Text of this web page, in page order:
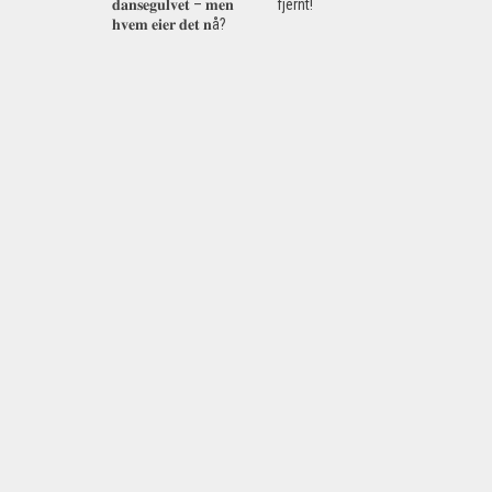
𝐝𝐚𝐧𝐬𝐞𝐠𝐮𝐥𝐯𝐞𝐭 – 𝐦𝐞𝐧
𝐡𝐯𝐞𝐦 𝐞𝐢𝐞𝐫 𝐝𝐞𝐭 𝐧å?
fjernt!